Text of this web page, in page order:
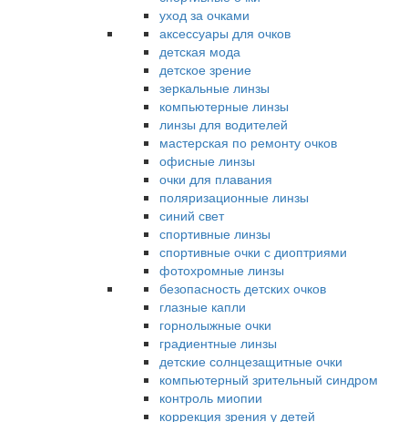
уход за очками
аксессуары для очков
детская мода
детское зрение
зеркальные линзы
компьютерные линзы
линзы для водителей
мастерская по ремонту очков
офисные линзы
очки для плавания
поляризационные линзы
синий свет
спортивные линзы
спортивные очки с диоптриями
фотохромные линзы
безопасность детских очков
глазные капли
горнолыжные очки
градиентные линзы
детские солнцезащитные очки
компьютерный зрительный синдром
контроль миопии
коррекция зрения у детей